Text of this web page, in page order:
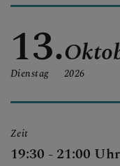
FOTOS
13.
Dienstag 2026
Zeit
19:30 - 21:00 Uhr